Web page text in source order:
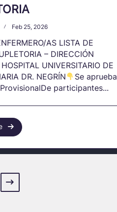
Feb 25, 2026
AS LISTA DE
– DIRECCIÓN
UNIVERSITARIO DE
DR. NEGRÍN
Se aprueba
participantes...